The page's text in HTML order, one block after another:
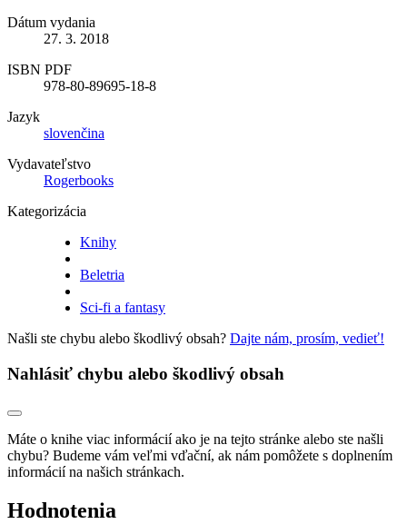
Dátum vydania
27. 3. 2018
ISBN PDF
978-80-89695-18-8
Jazyk
slovenčina
Vydavateľstvo
Rogerbooks
Kategorizácia
Knihy
Beletria
Sci-fi a fantasy
Našli ste chybu alebo škodlivý obsah? Dajte nám, prosím, vedieť!
Nahlásiť chybu alebo škodlivý obsah
Máte o knihe viac informácií ako je na tejto stránke alebo ste našli
chybu? Budeme vám veľmi vďační, ak nám pomôžete s doplnením
informácií na našich stránkach.
Hodnotenia